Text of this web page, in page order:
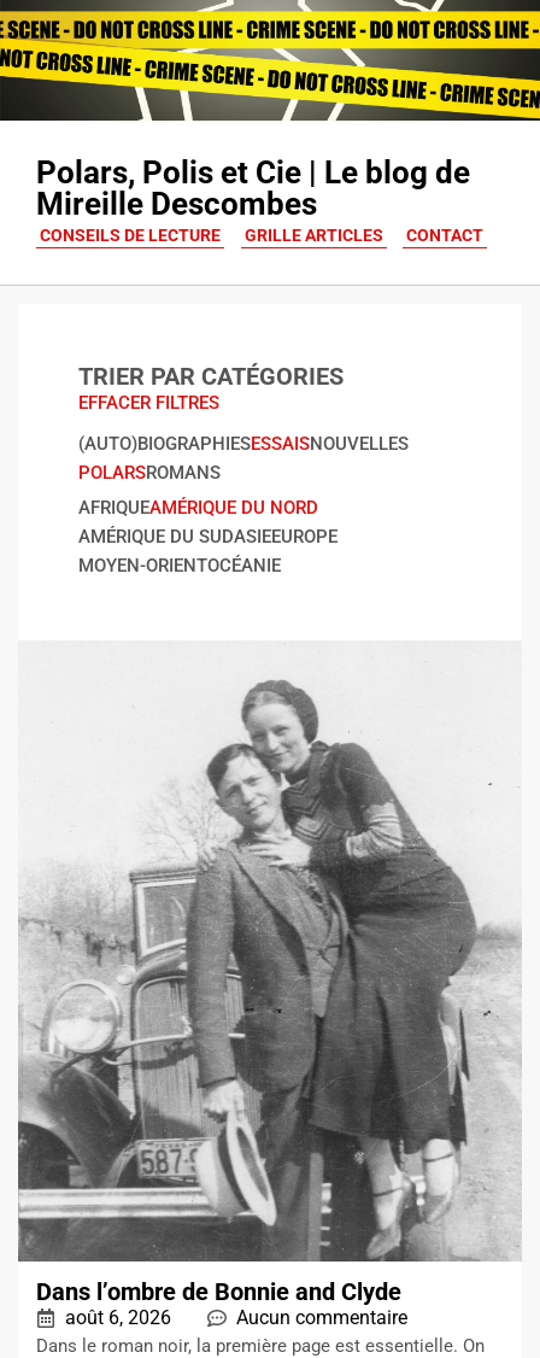
Polars, Polis et Cie | Le blog de
Mireille Descombes
CONSEILS DE LECTURE GRILLE ARTICLES CONTACT
TRIER PAR CATÉGORIES
EFFACER FILTRES
(AUTO)BIOGRAPHIESESSAISNOUVELLES
POLARSROMANS
AFRIQUEAMÉRIQUE DU NORD
AMÉRIQUE DU SUDASIEEUROPE
MOYEN-ORIENTOCÉANIE
Dans l’ombre de Bonnie and Clyde
août 6, 2026 Aucun commentaire
Dans le roman noir, la première page est essentielle. On